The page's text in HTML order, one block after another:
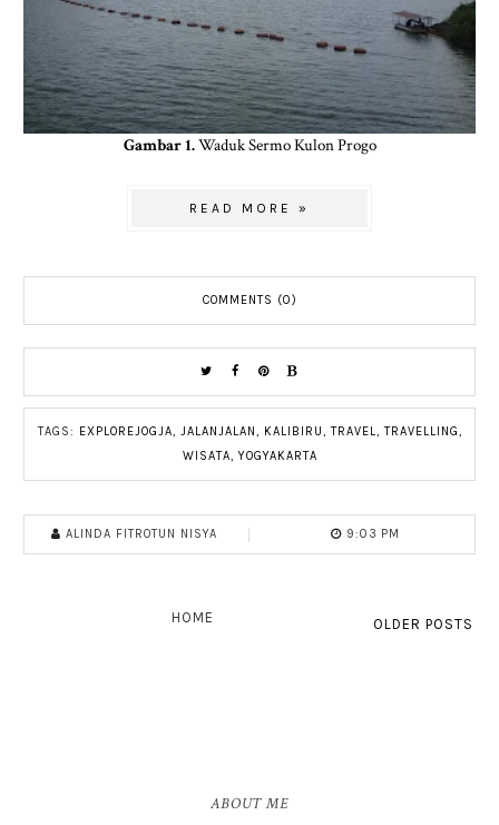
Gambar 1.Waduk Sermo Kulon Progo
READ MORE »
COMMENTS (0)
TAGS: EXPLOREJOGJA, JALANJALAN, KALIBIRU,TRAVEL,TRAVELLING,
WISATA,YOGYAKARTA
ALINDA FITROTUN NISYA 9:03 PM
OLDER POSTS
HOME
ABOUT ME